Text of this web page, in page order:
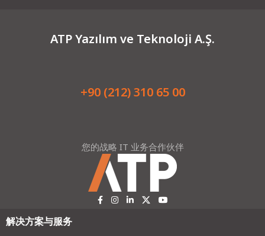
ATP Yazılım ve Teknoloji A.Ş.
+90 (212) 310 65 00
您的战略 IT 业务合作伙伴
解决方案与服务